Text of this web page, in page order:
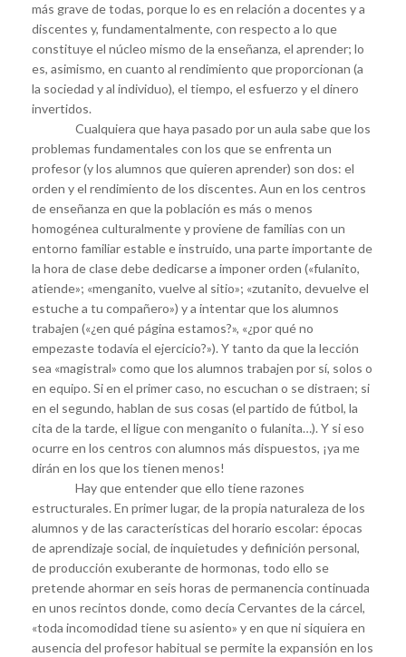
más grave de todas, porque lo es en relación a docentes y a
discentes y, fundamentalmente, con respecto a lo que
constituye el núcleo mismo de la enseñanza, el aprender; lo
es, asimismo, en cuanto al rendimiento que proporcionan (a
la sociedad y al individuo), el tiempo, el esfuerzo y el dinero
invertidos.
Cualquiera que haya pasado por un aula sabe que los
problemas fundamentales con los que se enfrenta un
profesor (y los alumnos que quieren aprender) son dos: el
orden y el rendimiento de los discentes. Aun en los centros
de enseñanza en que la población es más o menos
homogénea culturalmente y proviene de familias con un
entorno familiar estable e instruido, una parte importante de
la hora de clase debe dedicarse a imponer orden («fulanito,
atiende»; «menganito, vuelve al sitio»; «zutanito, devuelve el
estuche a tu compañero») y a intentar que los alumnos
trabajen («¿en qué página estamos?», «¿por qué no
empezaste todavía el ejercicio?»). Y tanto da que la lección
sea «magistral» como que los alumnos trabajen por sí, solos o
en equipo. Si en el primer caso, no escuchan o se distraen; si
en el segundo, hablan de sus cosas (el partido de fútbol, la
cita de la tarde, el ligue con menganito o fulanita…). Y si eso
ocurre en los centros con alumnos más dispuestos, ¡ya me
dirán en los que los tienen menos!
Hay que entender que ello tiene razones
estructurales. En primer lugar, de la propia naturaleza de los
alumnos y de las características del horario escolar: épocas
de aprendizaje social, de inquietudes y definición personal,
de producción exuberante de hormonas, todo ello se
pretende ahormar en seis horas de permanencia continuada
en unos recintos donde, como decía Cervantes de la cárcel,
«toda incomodidad tiene su asiento» y en que ni siquiera en
ausencia del profesor habitual se permite la expansión en los